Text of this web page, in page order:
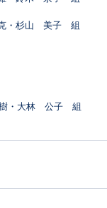
克・杉山　美子　組
樹・大林　公子　組